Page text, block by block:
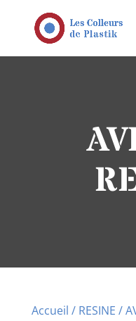
Accueil / RESINE /